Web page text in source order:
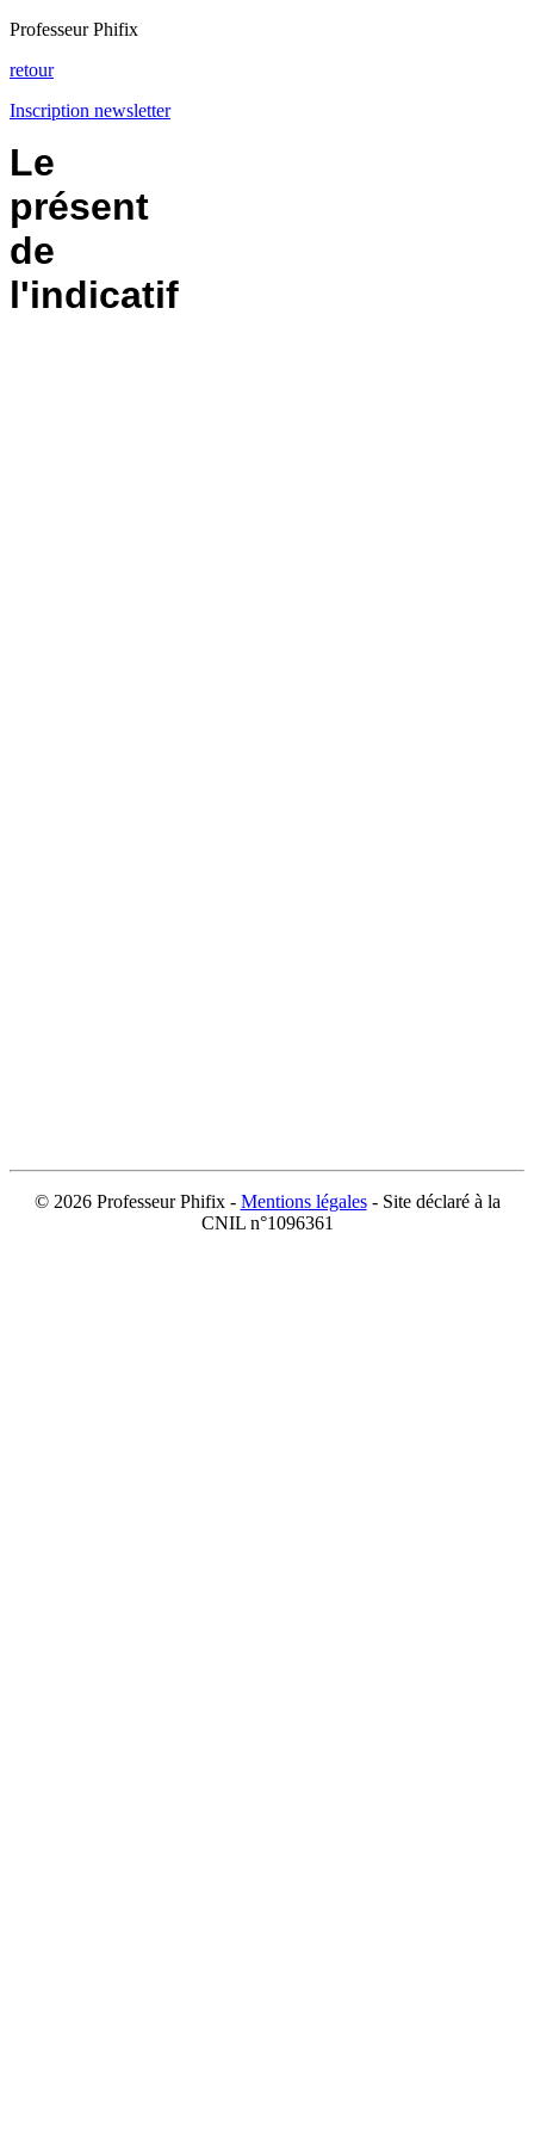
Professeur Phifix
retour
Inscription newsletter
Le
présent
de
l'indicatif
© 2026 Professeur Phifix - Mentions légales- Site déclaré à la
CNIL n°1096361